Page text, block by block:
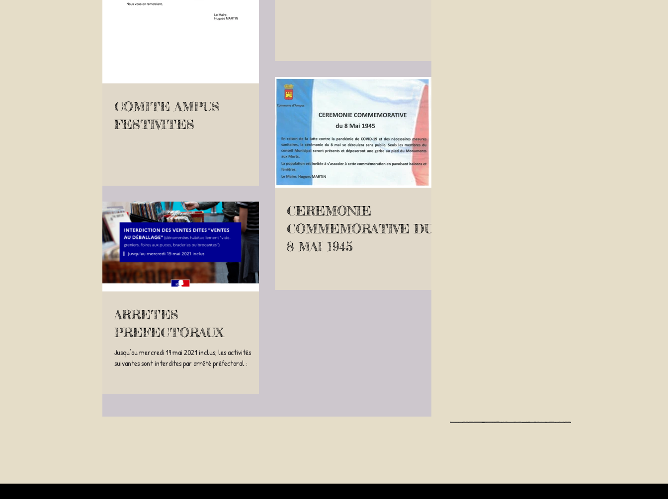
COMITE AMPUS
FESTIVITES
ARRETES
PREFECTORAUX
Jusqu’au mercredi 19 mai 2021 inclus, les activités
suivantes sont interdites par arrêté préfectoral :
CEREMONIE
COMMEMORATIVE DU
8 MAI 1945